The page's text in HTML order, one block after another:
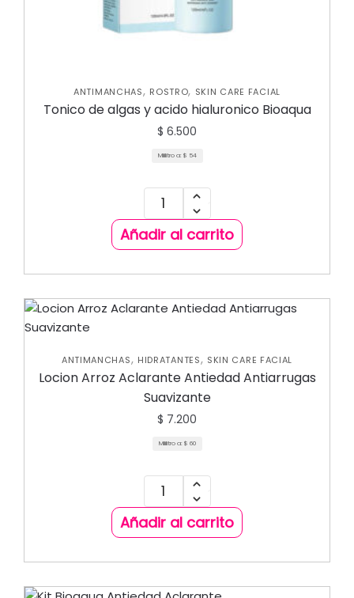
ANTIMANCHAS, ROSTRO, SKIN CARE FACIAL
Tonico de algas y acido hialuronico Bioaqua
$ 6.500
Mililitro a: $ 54
Añadir al carrito
ANTIMANCHAS, HIDRATANTES, SKIN CARE FACIAL
Locion Arroz Aclarante Antiedad Antiarrugas
Suavizante
$ 7.200
Mililitro a: $ 60
Añadir al carrito